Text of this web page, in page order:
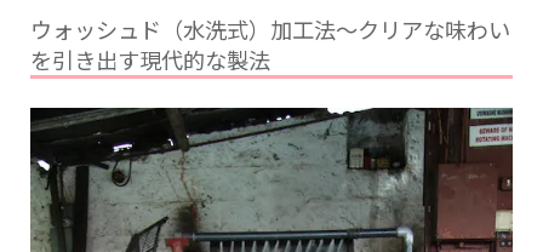
ウォッシュド（水洗式）加工法〜クリアな味わい
を引き出す現代的な製法